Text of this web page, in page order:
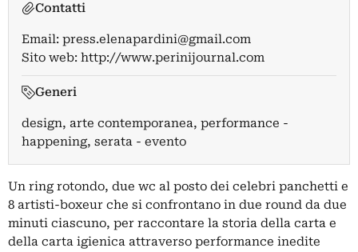
Contatti
Email: press.elenapardini@gmail.com
Sito web: http://www.perinijournal.com
Generi
design, arte contemporanea, performance -
happening, serata - evento
Un ring rotondo, due wc al posto dei celebri panchetti e
8 artisti-boxeur che si confrontano in due round da due
minuti ciascuno, per raccontare la storia della carta e
della carta igienica attraverso performance inedite